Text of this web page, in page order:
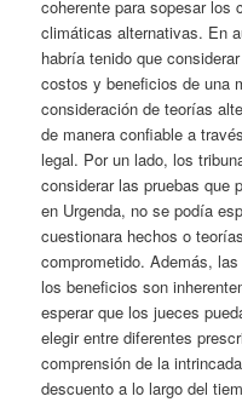
coherente para sopesar
climáticas alternativas. En
habría tenido que
costos y beneficios de una
consideración de teorías
de manera confiable a
legal. Por un lado, los
considerar las pruebas que
en Urgenda, no se podía
cuestionara hechos o
comprometido. Además,
los beneficios son
esperar que los jueces
elegir entre diferentes
comprensión de la
descuento a lo largo del